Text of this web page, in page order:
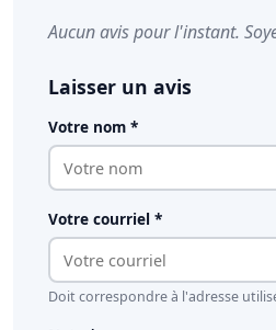
Aucun avis pour l'instant.
Laisser un avis
Votre nom *
Votre courriel *
Doit correspondre à l'adresse